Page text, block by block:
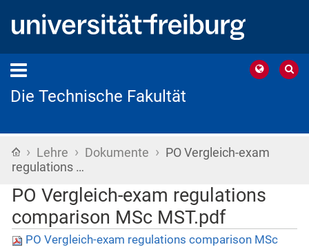
Die Technische Fakultät
Startseite
› Lehre › Dokumente › PO Vergleich-exam
regulations …
PO Vergleich-exam regulations
comparison MSc MST.pdf
PO Vergleich-exam regulations comparison MSc